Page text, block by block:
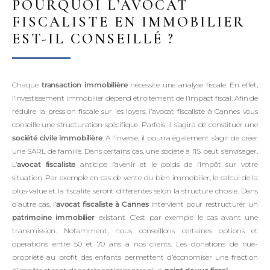
POURQUOI L’AVOCAT
FISCALISTE EN IMMOBILIER
EST-IL CONSEILLÉ ?
Chaque transaction immobilièrenécessite une analyse fiscale. En effet,
l’investissement immobilier dépend étroitement de l’impact fiscal. Afin de
réduire la pression fiscale sur les loyers, l’avocat fiscaliste à Cannes vous
conseille une structuration spécifique. Parfois, il s’agira de constituer une
société civile immobilière. A l’inverse, il pourra également s’agir de créer
une SARL de famille. Dans certains cas, une société à l’IS peut s’envisager.
L’avocat fiscaliste anticipe l’avenir et le poids de l’impôt sur votre
situation. Par exemple en cas de vente du bien immobilier, le calcul de la
plus-value et la fiscalité seront différentes selon la structure choisie. Dans
d’autre cas, l’avocat fiscaliste à Cannesintervient pour restructurer un
patrimoine immobilierexistant. C’est par exemple le cas avant une
transmission. Notamment, nous conseillons certaines options et
opérations entre 50 et 70 ans à nos clients. Les donations de nue-
propriété au profit des enfants permettent d’économiser une fraction